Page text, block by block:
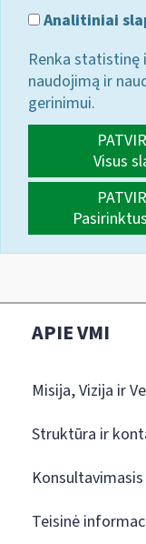
Analitiniai
Renka statistinę
naudojimą ir
gerinimui.
Visus
APIE VMI
Misija, Vizija ir
Struktūra ir
Teisinė